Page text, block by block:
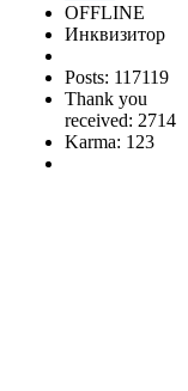
OFFLINE
Инквизитор
Posts: 117119
Thank you
received: 2714
Karma: 123